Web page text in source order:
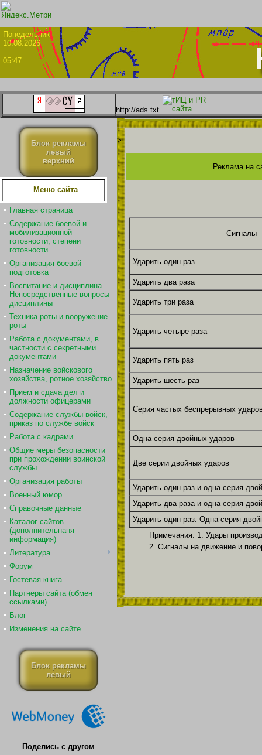
10.08.2026
05:47
http://ads.txt
Блок рекламы
левый
верхний
Меню сайта
Главная страница
Содержание боевой и
мобилизационной
готовности, степени
готовности
Организация боевой
подготовка
Воспитание и дисциплина.
Непосредственные вопросы
дисциплины
Техника роты и вооружение
роты
Работа с документами, в
частности с секретными
документами
Назначение войскового
хозяйства, ротное хозяйство
Прием и сдача дел и
должности офицерами
Содержание службы войск,
приказ по службе войск
Работа с кадрами
Общие меры безопасности
при прохождении воинской
службы
Организация работы
Военный юмор
Справочные данные
Каталог сайтов
(дополнительнаня
информация)
Литература
Форум
Гостевая книга
Партнеры сайта (обмен
ссылками)
Блог
Изменения на сайте
Блок рекламы
левый
Поделись с другом
>
Реклама на
Сигналы
Ударить один раз
Ударить два раза
Ударить три раза
Ударить четыре раза
Ударить пять раз
Ударить шесть раз
Серия частых беспрерывных
Одна серия двойных ударов
Две серии двойных ударов
Ударить один раз и одна серия
Ударить два раза и одна серия
Ударить один раз. Одна серия
Примечания. 1. Удары
2. Сигналы на движение и